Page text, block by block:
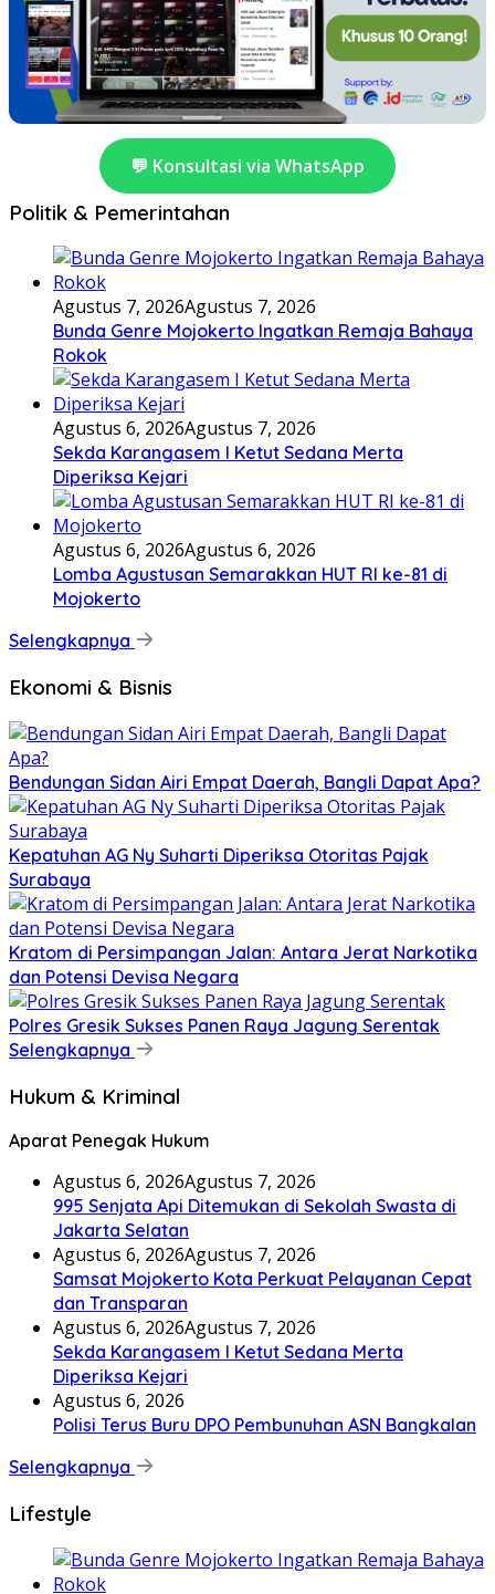
💬 Konsultasi via WhatsApp
Politik & Pemerintahan
Agustus 7, 2026Agustus 7, 2026
Bunda Genre Mojokerto Ingatkan Remaja Bahaya
Rokok
Agustus 6, 2026Agustus 7, 2026
Sekda Karangasem I Ketut Sedana Merta
Diperiksa Kejari
Agustus 6, 2026Agustus 6, 2026
Lomba Agustusan Semarakkan HUT RI ke-81 di
Mojokerto
Selengkapnya
Ekonomi & Bisnis
Bendungan Sidan Airi Empat Daerah, Bangli Dapat Apa?
Kepatuhan AG Ny Suharti Diperiksa Otoritas Pajak
Surabaya
Kratom di Persimpangan Jalan: Antara Jerat Narkotika
dan Potensi Devisa Negara
Polres Gresik Sukses Panen Raya Jagung Serentak
Selengkapnya
Hukum & Kriminal
Aparat Penegak Hukum
Agustus 6, 2026Agustus 7, 2026
995 Senjata Api Ditemukan di Sekolah Swasta di
Jakarta Selatan
Agustus 6, 2026Agustus 7, 2026
Samsat Mojokerto Kota Perkuat Pelayanan Cepat
dan Transparan
Agustus 6, 2026Agustus 7, 2026
Sekda Karangasem I Ketut Sedana Merta
Diperiksa Kejari
Agustus 6, 2026
Polisi Terus Buru DPO Pembunuhan ASN Bangkalan
Selengkapnya
Lifestyle